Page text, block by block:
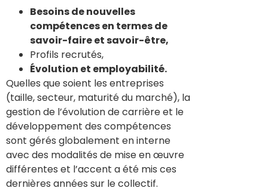
Besoins de nouvelles
compétences en termes de
savoir-faire et savoir-être,
Profils recrutés,
Évolution et employabilité.
Quelles que soient les entreprises
(taille, secteur, maturité du marché), la
gestion de l’évolution de carrière et le
développement des compétences
sont gérés globalement en interne
avec des modalités de mise en œuvre
différentes et l’accent a été mis ces
dernières années sur le collectif.